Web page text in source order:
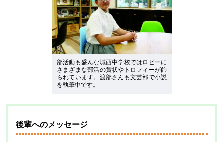
部活動も盛んな城西中学校ではロビーに
さまざまな部活の賞状やトロフィーが飾
られています。渡部さんも文芸部で小説
を執筆中です。
後輩へのメッセージ